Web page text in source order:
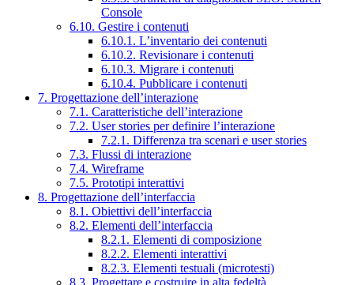
Console
6.10. Gestire i contenuti
6.10.1. L’inventario dei contenuti
6.10.2. Revisionare i contenuti
6.10.3. Migrare i contenuti
6.10.4. Pubblicare i contenuti
7. Progettazione dell’interazione
7.1. Caratteristiche dell’interazione
7.2. User stories per definire l’interazione
7.2.1. Differenza tra scenari e user stories
7.3. Flussi di interazione
7.4. Wireframe
7.5. Prototipi interattivi
8. Progettazione dell’interfaccia
8.1. Obiettivi dell’interfaccia
8.2. Elementi dell’interfaccia
8.2.1. Elementi di composizione
8.2.2. Elementi interattivi
8.2.3. Elementi testuali (microtesti)
8.3. Progettare e costruire in alta fedeltà